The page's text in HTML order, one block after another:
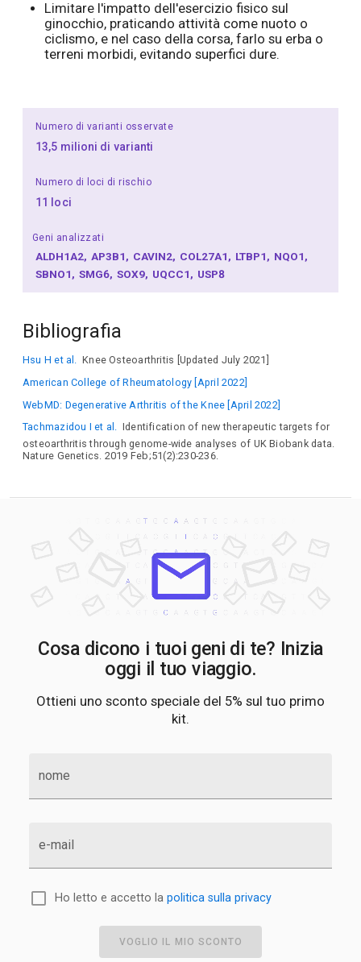
Limitare l'impatto dell'esercizio fisico sul
ginocchio, praticando attività come nuoto o
ciclismo, e nel caso della corsa, farlo su erba o
terreni morbidi, evitando superfici dure.
Numero di varianti osservate
13,5 milioni di varianti
Numero di loci di rischio
11 loci
Geni analizzati
ALDH1A2 AP3B1 CAVIN2 COL27A1 LTBP1 NQO1
SBNO1 SMG6 SOX9 UQCC1 USP8
Bibliografia
Hsu H et al. Knee Osteoarthritis [Updated July 2021]
American College of Rheumatology [April 2022]
WebMD: Degenerative Arthritis of the Knee [April 2022]
Tachmazidou I et al. Identification of new therapeutic targets for
osteoarthritis through genome-wide analyses of UK Biobank data.
Nature Genetics. 2019 Feb;51(2):230-236.
Cosa dicono i tuoi geni di te? Inizia
oggi il tuo viaggio.
Ottieni uno sconto speciale del 5% sul tuo primo
kit.
nome
e-mail
Ho letto e accetto la politica sulla privacy
VOGLIO IL MIO SCONTO